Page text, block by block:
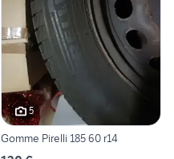
5
Gomme Pirelli 185 60 r14